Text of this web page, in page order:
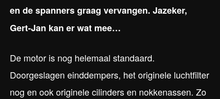
en de spanners graag vervangen. Jazeker,
Gert-Jan kan er wat mee…
De motor is nog helemaal standaard.
Doorgeslagen einddempers, het originele luchtfilter
nog en ook originele cilinders en nokkenassen. Zo